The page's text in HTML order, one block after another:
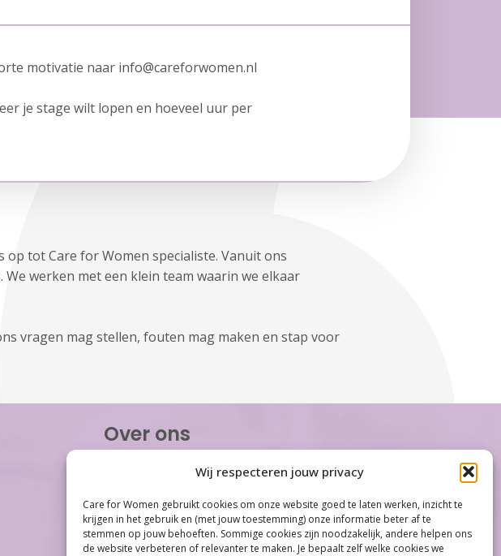
Wij respecteren jouw privacy
Care for Women gebruikt cookies om onze website goed te laten werken, inzicht te
krijgen in het gebruik en (met jouw toestemming) onze informatie beter af te
stemmen op jouw behoeften. Sommige cookies zijn noodzakelijk, andere helpen ons
de website verbeteren of relevanter te maken. Je bepaalt zelf welke cookies we
motivatie naar info@careforwomen.nl
je stage wilt lopen en hoeveel uur per
tot Care for Women specialiste. Vanuit ons
werken met een klein team waarin we elkaar
vragen mag stellen, fouten mag maken en stap voor
Over ons
Care for Women is de eerste organisatie die zich
inzet op het gebied van hormonale problemen bij
vrouwen. Met ruim 100 locaties behoort Care for
Women tot één van de grootste organisaties op
dit vakgebied...